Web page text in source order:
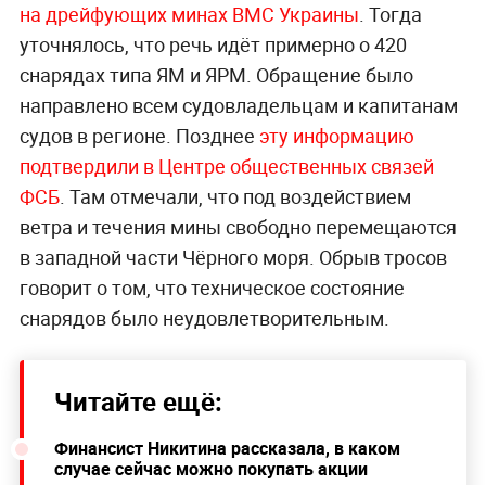
на дрейфующих минах ВМС Украины. Тогда
уточнялось, что речь идёт примерно о 420
снарядах типа ЯМ и ЯРМ. Обращение было
направлено всем судовладельцам и капитанам
судов в регионе. Позднее эту информацию
подтвердили в Центре общественных связей
ФСБ. Там отмечали, что под воздействием
ветра и течения мины свободно перемещаются
в западной части Чёрного моря. Обрыв тросов
говорит о том, что техническое состояние
снарядов было неудовлетворительным.
Читайте ещё:
Финансист Никитина рассказала, в каком
случае сейчас можно покупать акции